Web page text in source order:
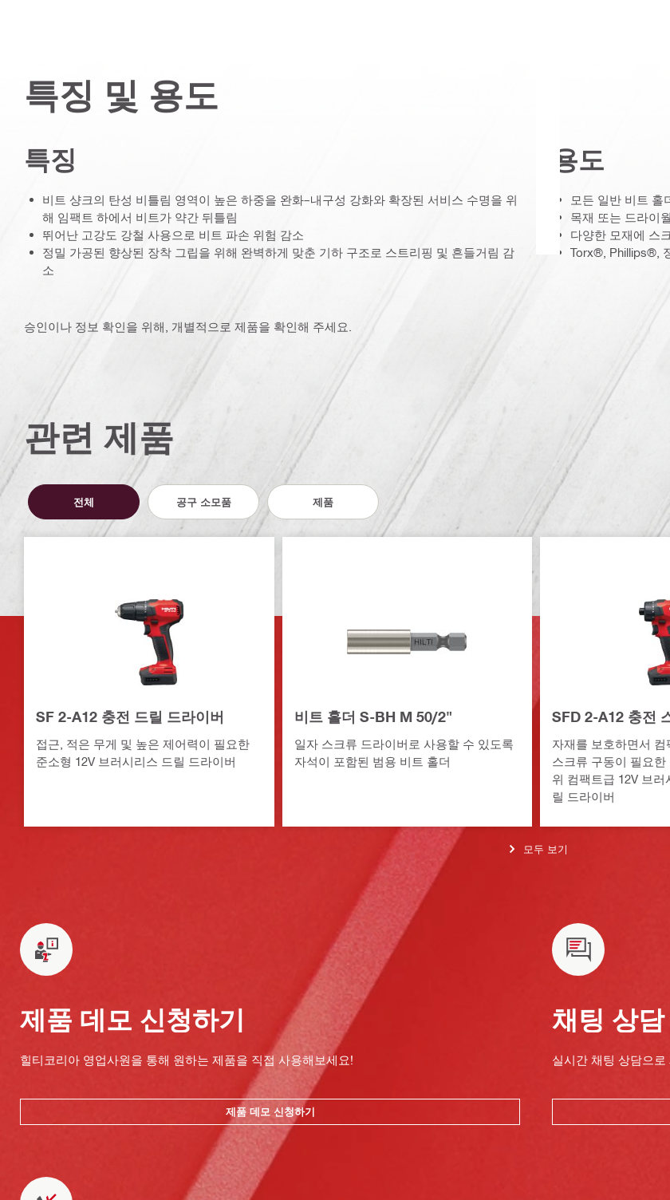
특징 및 용도
특징
비트 샹크의 탄성 비틀림 영역이 높은 하중을 완화–내구성 강화와 확장된 서비스 수명을 위
해 임팩트 하에서 비트가 약간 뒤틀림
뛰어난 고강도 강철 사용으로 비트 파손 위험 감소
정밀 가공된 향상된 장착 그립을 위해 완벽하게 맞춘 기하 구조로 스트리핑 및 흔들거림 감
소
용도
모든 일반 비트 홀
목재 또는 드라이
다양한 모재에 스
Torx®, Phillips®,
승인이나 정보 확인을 위해, 개별적으로 제품을 확인해 주세요.
관련 제품
전체 공구 소모품 제품
SF 2-A12 충전 드릴 드라이버
접근, 적은 무게 및 높은 제어력이 필요한
준소형 12V 브러시리스 드릴 드라이버
비트 홀더 S-BH M 50/2"
일자 스크류 드라이버로 사용할 수 있도록
자석이 포함된 범용 비트 홀더
SFD 2-A12 충전
자재를 보호하면서
스크류 구동이 필요
위 컴팩트급 12V 브
릴 드라이버
모두 보기
제품 데모 신청하기
힐티코리아 영업사원을 통해 원하는 제품을 직접 사용해보세요!
제품 데모 신청하기
채팅 상
실시간 채팅 상담으로